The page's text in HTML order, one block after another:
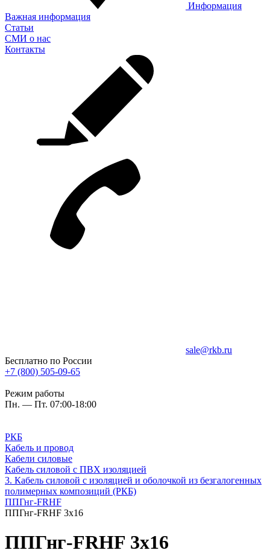
Информация
Важная информация
Статьи
СМИ о нас
Контакты
sale@rkb.ru
Бесплатно по России
+7 (800) 505-09-65
Режим работы
Пн. — Пт. 07:00-18:00
РКБ
Кабель и провод
Кабели силовые
Кабель силовой с ПВХ изоляцией
3. Кабель силовой с изоляцией и оболочкой из безгалогенных
полимерных композиций (РКБ)
ППГнг-FRHF
ППГнг-FRHF 3х16
ППГнг-FRHF 3х16